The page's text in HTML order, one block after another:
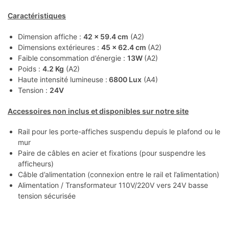
Caractéristiques
Dimension affiche : 42 x 59.4 cm (A2)
Dimensions extérieures : 45 x 62.4 cm (A2)
Faible consommation d’énergie : 13W (A2)
Poids : 4.2 Kg (A2)
Haute intensité lumineuse : 6800 Lux (A4)
Tension : 24V
Accessoires non inclus et disponibles sur notre site
Rail pour les porte-affiches suspendu depuis le plafond ou le
mur
Paire de câbles en acier et fixations (pour suspendre les
afficheurs)
Câble d’alimentation (connexion entre le rail et l’alimentation)
Alimentation / Transformateur 110V/220V vers 24V basse
tension sécurisée